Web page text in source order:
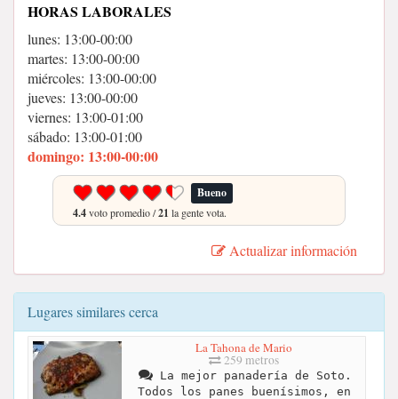
HORAS LABORALES
lunes: 13:00-00:00
martes: 13:00-00:00
miércoles: 13:00-00:00
jueves: 13:00-00:00
viernes: 13:00-01:00
sábado: 13:00-01:00
domingo: 13:00-00:00
Bueno
4.4voto promedio /21 la gente vota.
Actualizar información
Lugares similares cerca
La Tahona de Mario
259 metros
La mejor panadería de Soto.
Todos los panes buenísimos, en